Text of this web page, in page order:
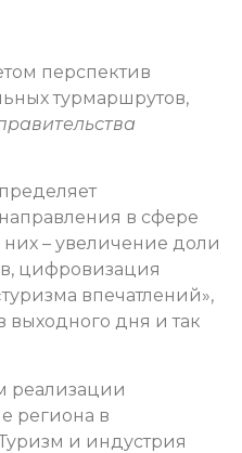
перспектив
турмаршрутов,
в сфере
– увеличение доли
цифровизация
впечатлений»,
дня и так
реализации
региона в
и индустрия